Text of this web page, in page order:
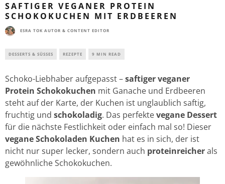
SAFTIGER VEGANER PROTEIN
SCHOKOKUCHEN MIT ERDBEEREN
ESRA TOK AUTOR & CONTENT EDITOR
DESSERTS & SÜSSES REZEPTE 9 MIN READ
Schoko-Liebhaber aufgepasst –saftiger veganer
Protein Schokokuchen mit Ganache und Erdbeeren
steht auf der Karte, der Kuchen ist unglaublich saftig,
fruchtig und schokoladig. Das perfektevegane Dessert
für die nächste Festlichkeit oder einfach mal so! Dieser
vegane Schokoladen Kuchen hat es in sich, der ist
nicht nur super lecker, sondern auch proteinreicherals
gewöhnliche Schokokuchen.